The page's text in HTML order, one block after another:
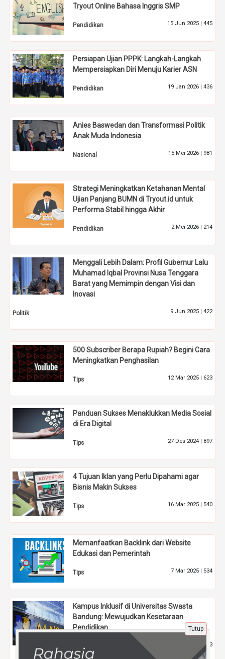
Tryout Online Bahasa Inggris SMP
Pendidikan 15 Jun 2025 | 445
Persiapan Ujian PPPK: Langkah-Langkah
Mempersiapkan Diri Menuju Karier ASN
Pendidikan 19 Jan 2026 | 436
Anies Baswedan dan Transformasi Politik
Anak Muda Indonesia
Nasional 15 Mei 2026 | 981
Strategi Meningkatkan Ketahanan Mental
Ujian Panjang BUMN di Tryout.id untuk
Performa Stabil hingga Akhir
Pendidikan 2 Mei 2026 | 214
Menggali Lebih Dalam: Profil Gubernur Lalu
Muhamad Iqbal Provinsi Nusa Tenggara
Barat yang Memimpin dengan Visi dan
Inovasi
Politik 9 Jun 2025 | 422
500 Subscriber Berapa Rupiah? Begini Cara
Meningkatkan Penghasilan
Tips 12 Mar 2025 | 623
Panduan Sukses Menaklukkan Media Sosial
di Era Digital
Tips 27 Des 2024 | 897
4 Tujuan Iklan yang Perlu Dipahami agar
Bisnis Makin Sukses
Tips 16 Mar 2025 | 540
Memanfaatkan Backlink dari Website
Edukasi dan Pemerintah
Tips 7 Mar 2025 | 534
Kampus Inklusif di Universitas Swasta
Bandung: Mewujudkan Kesetaraan
Pendidikan
Pendidikan 1063
Tutup